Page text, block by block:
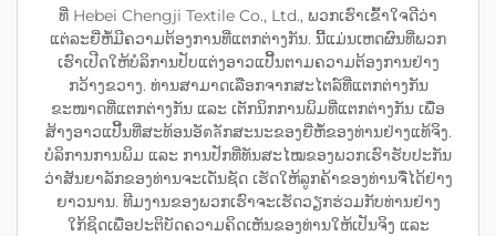
ທີ່ Hebei Chengji Textile Co., Ltd., ພວກເຮົາເຂົ້າໃຈດີວ່າ
ແຕ່ລະຍີ່ຫໍ້ມີຄວາມຕ້ອງການທີ່ແຕກຕ່າງກັນ. ນີ້ແມ່ນເຫດຜົນທີ່ພວກ
ເຮົາເປີດໃຫ້ບໍລິການປັບແຕ່ງອາວແປີ້ນຕາມຄວາມຕ້ອງການຢ່າງ
ກວ້າງຂວາງ. ທ່ານສາມາດເລືອກຈາກສະໄຕລ໌ທີ່ແຕກຕ່າງກັນ
ຂະໜາດທີ່ແຕກຕ່າງກັນ ແລະ ເຕັກນິກການພິມທີ່ແຕກຕ່າງກັນ ເພື່ອ
ສ້າງອາວແປີ້ນທີ່ສະທ້ອນອັตลັກສະນະຂອງຍີ່ຫໍ້ຂອງທ່ານຢ່າງແທ້ຈິງ.
ບໍລິການການພິມ ແລະ ການປັກທີ່ທັນສະໄໝຂອງພວກເຮົາຮັບປະກັນ
ວ່າສັນຍາລັກຂອງທ່ານຈະເດັ່ນຊັດ ເຮັດໃຫ້ລູກຄ້າຂອງທ່ານຈື່ໄດ້ຢ່າງ
ຍາວນານ. ທີມງານຂອງພວກເຮົາຈະເຮັດວຽກຮ່ວມກັບທ່ານຢ່າງ
ໃກ້ຊິດເພື່ອປະຕິບັດຄວາມຄິດເຫັນຂອງທ່ານໃຫ້ເປັນຈິງ ແລະ